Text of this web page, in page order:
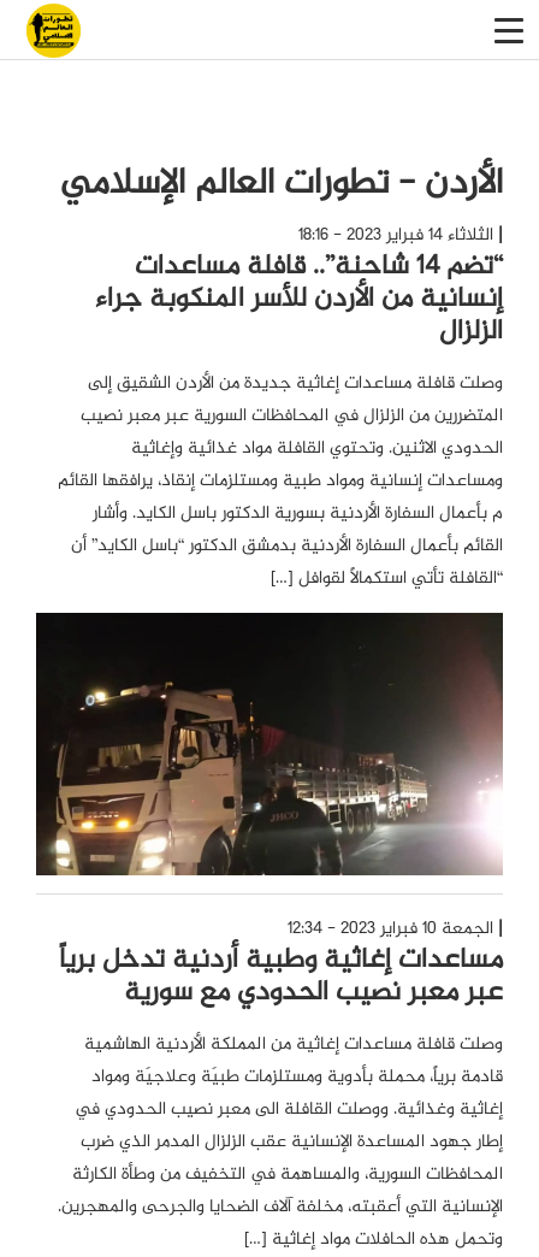
الأردن - تطورات العالم الإسلامي
الثلاثاء 14 فبراير 2023 - 18:16
“تضم 14 شاحنة”.. قافلة مساعدات
إنسانية من الأردن للأسر المنكوبة جراء
الزلزال
وصلت قافلة مساعدات إغاثية جديدة من الأردن الشقيق إلى
المتضررين من الزلزال في المحافظات السورية عبر معبر نصيب
الحدودي الاثنين. وتحتوي القافلة مواد غذائية وإغاثية
ومساعدات إنسانية ومواد طبية ومستلزمات إنقاذ، يرافقها القائم
م بأعمال السفارة الأردنية بسورية الدكتور باسل الكايد. وأشار
القائم بأعمال السفارة الأردنية بدمشق الدكتور “باسل الكايد” أن
“القافلة تأتي استكمالاً لقوافل […]
الجمعة 10 فبراير 2023 - 12:34
مساعدات إغاثية وطبية أردنية تدخل برياً
عبر معبر نصيب الحدودي مع سورية
وصلت قافلة مساعدات إغاثية من المملكة الأردنية الهاشمية
قادمة برياً، محملة بأدوية ومستلزمات طبيَة وعلاجيَة ومواد
إغاثية وغذائية. ووصلت القافلة الى معبر نصيب الحدودي في
إطار جهود المساعدة الإنسانية عقب الزلزال المدمر الذي ضرب
المحافظات السورية، والمساهمة في التخفيف من وطأة الكارثة
الإنسانية التي أعقبته، مخلفة آلاف الضحايا والجرحى والمهجرين.
وتحمل هذه الحافلات مواد إغاثية […]